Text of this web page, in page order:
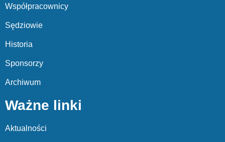
Współpracownicy
Sędziowie
Historia
Sponsorzy
Archiwum
Ważne linki
Aktualności